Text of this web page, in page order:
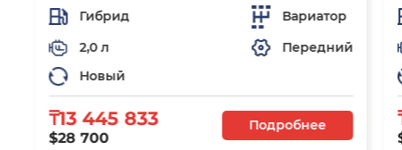
Гибрид
Вариатор
2,0 л
Передний
Новый
₸13 445 833
$28 700
Подробнее